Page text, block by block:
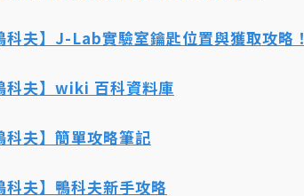
科夫】J-Lab實驗室鑰匙位置與獲取攻略！
科夫】wiki 百科資料庫
科夫】簡單攻略筆記
科夫】鴨科夫新手攻略